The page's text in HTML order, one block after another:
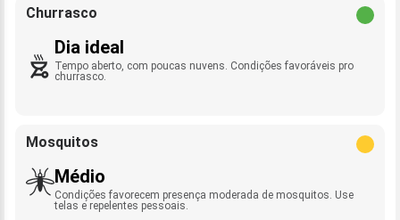
Churrasco
Dia ideal
Tempo aberto, com poucas nuvens. Condições favoráveis pro
churrasco.
Mosquitos
Médio
Condições favorecem presença moderada de mosquitos. Use
telas e repelentes pessoais.